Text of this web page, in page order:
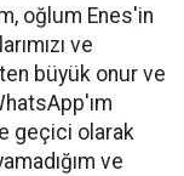
oğlum Enes'in
ve
büyük onur ve
geçici olarak
ve